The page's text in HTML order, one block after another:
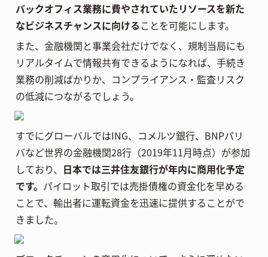
バックオフィス業務に費やされていたリソースを新た
なビジネスチャンスに向けることを可能にします。
また、金融機関と事業会社だけでなく、規制当局にも
リアルタイムで情報共有できるようになれば、手続き
業務の削減ばかりか、コンプライアンス・監査リスク
の低減につながるでしょう。
すでにグローバルではING、コメルツ銀行、BNPパリ
バなど世界の金融機関28行（2019年11月時点）が参加
しており、 日本では三井住友銀行が年内に商用化予定
です。 パイロット取引では売掛債権の資金化を早める
ことで、輸出者に運転資金を迅速に提供することがで
きました。